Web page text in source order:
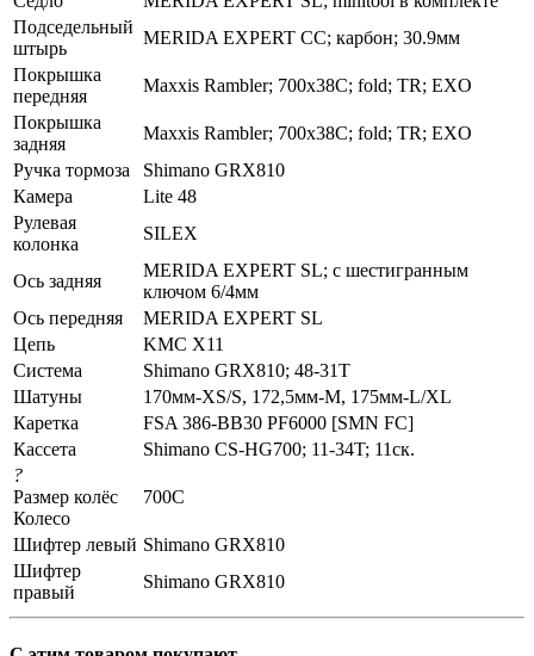
Подседельный
штырь
MERIDA EXPERT CC; карбон; 30.9мм
Покрышка
передняя
Maxxis Rambler; 700x38C; fold; TR; EXO
Покрышка
задняя
Maxxis Rambler; 700x38C; fold; TR; EXO
Ручка тормоза
Shimano GRX810
Камера
Lite 48
Рулевая
колонка
SILEX
Ось задняя
MERIDA EXPERT SL; c шестигранным
ключом 6/4мм
Ось передняя
MERIDA EXPERT SL
Цепь
KMC X11
Система
Shimano GRX810; 48-31T
Шатуны
170мм-XS/S, 172,5мм-M, 175мм-L/XL
Каретка
FSA 386-BB30 PF6000 [SMN FC]
Кассета
Shimano CS-HG700; 11-34T; 11ск.
?
Размер колёс
Колесо
700C
Шифтер левый Shimano GRX810
Шифтер
правый
Shimano GRX810